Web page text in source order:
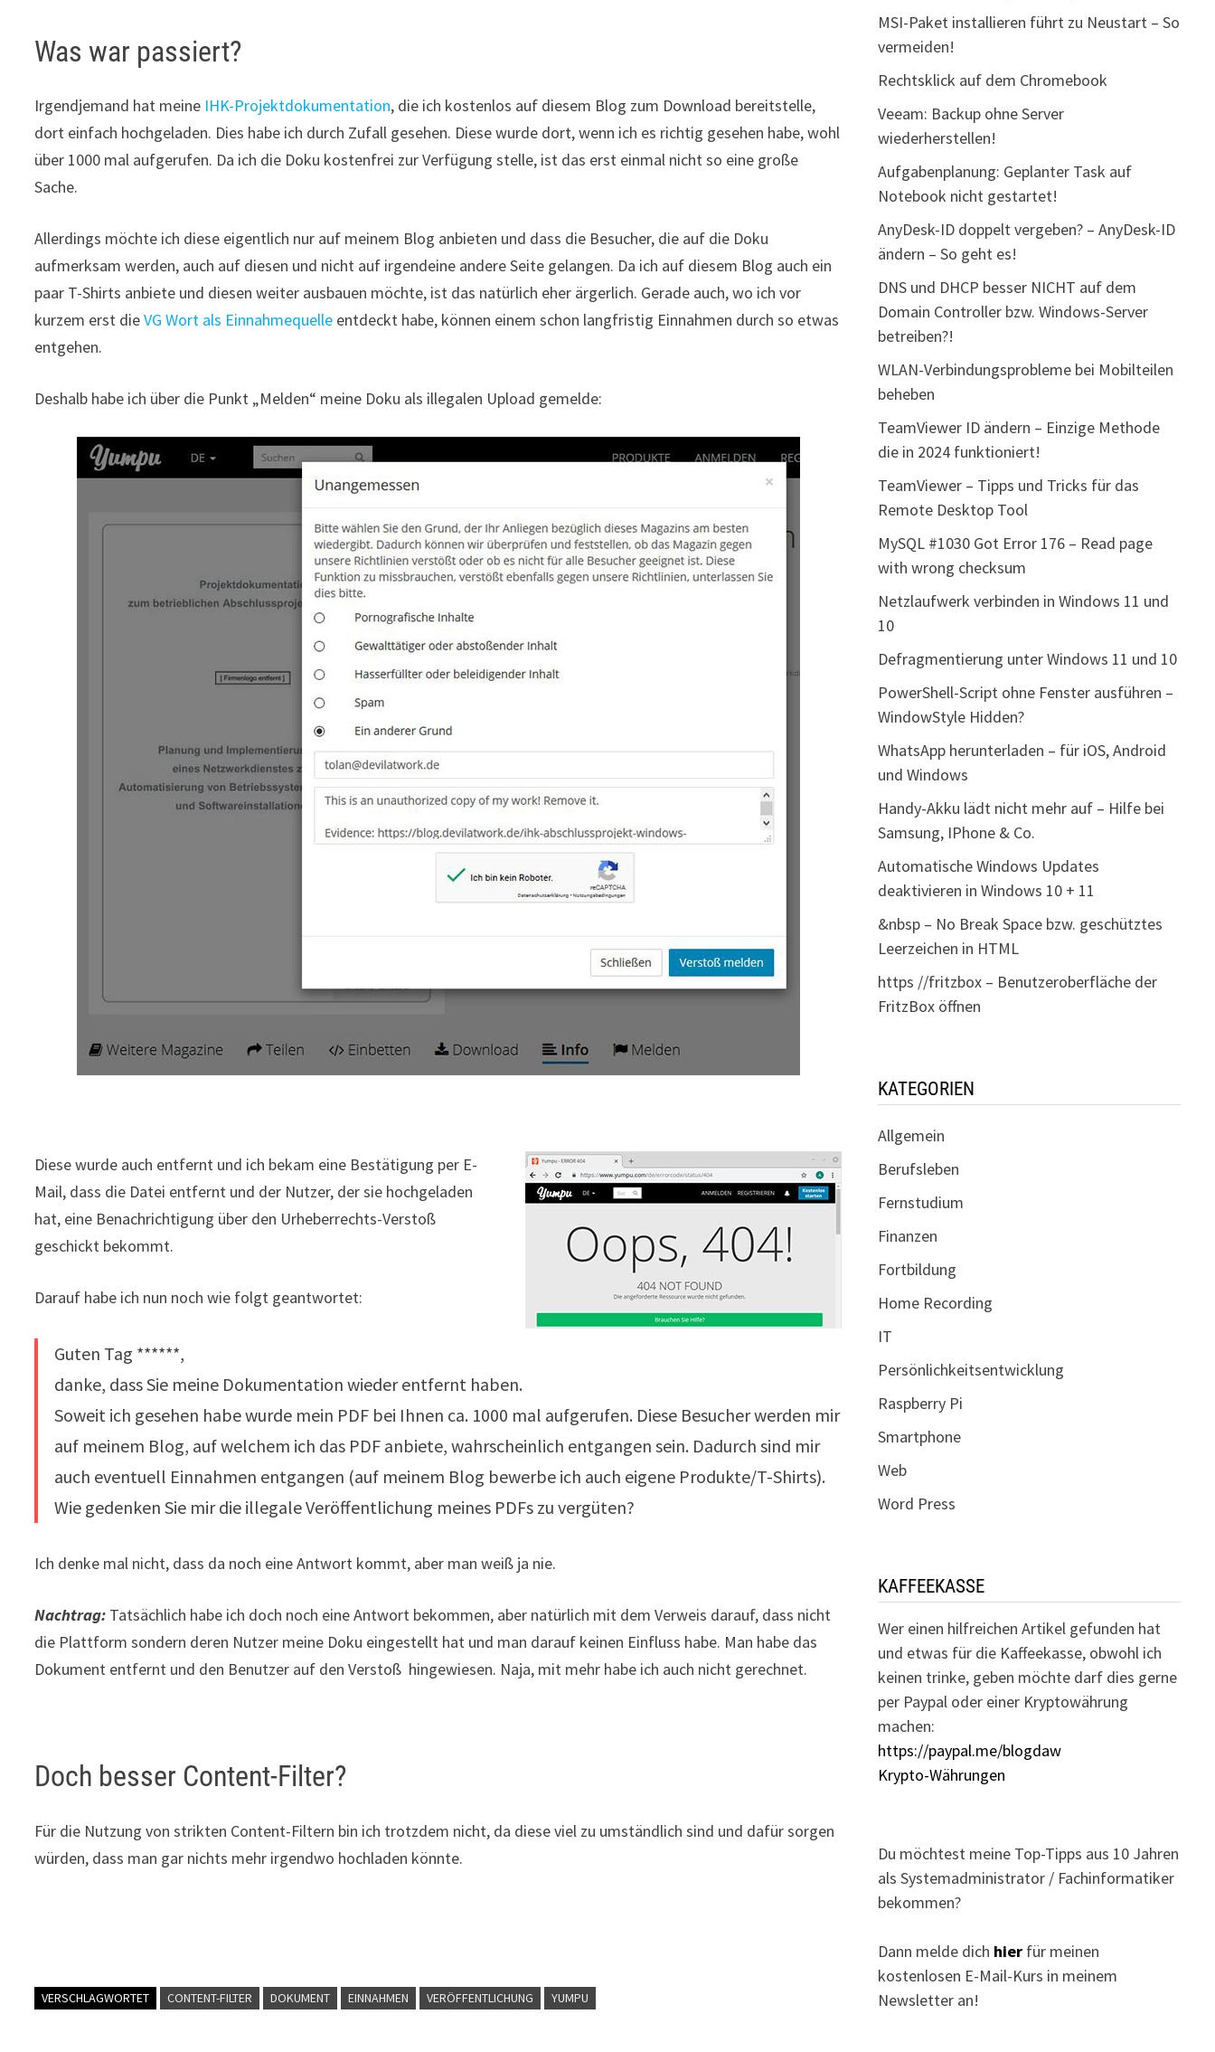
Was war passiert?
Irgendjemand hat meine IHK-Projektdokumentation, die ich kostenlos auf diesem Blog zum Download bereitstelle,
dort einfach hochgeladen. Dies habe ich durch Zufall gesehen. Diese wurde dort, wenn ich es richtig gesehen habe, wohl
über 1000 mal aufgerufen. Da ich die Doku kostenfrei zur Verfügung stelle, ist das erst einmal nicht so eine große
Sache.
Allerdings möchte ich diese eigentlich nur auf meinem Blog anbieten und dass die Besucher, die auf die Doku
aufmerksam werden, auch auf diesen und nicht auf irgendeine andere Seite gelangen. Da ich auf diesem Blog auch ein
paar T-Shirts anbiete und diesen weiter ausbauen möchte, ist das natürlich eher ärgerlich. Gerade auch, wo ich vor
kurzem erst dieVG Wort als Einnahmequelle entdeckt habe, können einem schon langfristig Einnahmen durch so etwas
entgehen.
Deshalb habe ich über die Punkt „Melden“ meine Doku als illegalen Upload gemelde:
Diese wurde auch entfernt und ich bekam eine Bestätigung per E-
Mail, dass die Datei entfernt und der Nutzer, der sie hochgeladen
hat, eine Benachrichtigung über den Urheberrechts-Verstoß
geschickt bekommt.
Darauf habe ich nun noch wie folgt geantwortet:
Guten Tag ******,
danke, dass Sie meine Dokumentation wieder entfernt haben.
Soweit ich gesehen habe wurde mein PDF bei Ihnen ca. 1000 mal aufgerufen. Diese Besucher werden mir
auf meinem Blog, auf welchem ich das PDF anbiete, wahrscheinlich entgangen sein. Dadurch sind mir
auch eventuell Einnahmen entgangen (auf meinem Blog bewerbe ich auch eigene Produkte/T-Shirts).
Wie gedenken Sie mir die illegale Veröffentlichung meines PDFs zu vergüten?
Ich denke mal nicht, dass da noch eine Antwort kommt, aber man weiß ja nie.
Nachtrag: Tatsächlich habe ich doch noch eine Antwort bekommen, aber natürlich mit dem Verweis darauf, dass nicht
die Plattform sondern deren Nutzer meine Doku eingestellt hat und man darauf keinen Einfluss habe. Man habe das
Dokument entfernt und den Benutzer auf den Verstoß hingewiesen. Naja, mit mehr habe ich auch nicht gerechnet.
Doch besser Content-Filter?
Für die Nutzung von strikten Content-Filtern bin ich trotzdem nicht, da diese viel zu umständlich sind und dafür sorgen
würden, dass man gar nichts mehr irgendwo hochladen könnte.
VERSCHLAGWORTET CONTENT-FILTER DOKUMENT EINNAHMEN VERÖFFENTLICHUNG YUMPU
MSI-Paket installieren führt zu Neustart – So
vermeiden!
Rechtsklick auf dem Chromebook
Veeam: Backup ohne Server
wiederherstellen!
Aufgabenplanung: Geplanter Task auf
Notebook nicht gestartet!
AnyDesk-ID doppelt vergeben? – AnyDesk-ID
ändern – So geht es!
DNS und DHCP besser NICHT auf dem
Domain Controller bzw. Windows-Server
betreiben?!
WLAN-Verbindungsprobleme bei Mobilteilen
beheben
TeamViewer ID ändern – Einzige Methode
die in 2024 funktioniert!
TeamViewer – Tipps und Tricks für das
Remote Desktop Tool
MySQL #1030 Got Error 176 – Read page
with wrong checksum
Netzlaufwerk verbinden in Windows 11 und
10
Defragmentierung unter Windows 11 und 10
PowerShell-Script ohne Fenster ausführen –
WindowStyle Hidden?
WhatsApp herunterladen – für iOS, Android
und Windows
Handy-Akku lädt nicht mehr auf – Hilfe bei
Samsung, IPhone & Co.
Automatische Windows Updates
deaktivieren in Windows 10 + 11
&nbsp – No Break Space bzw. geschütztes
Leerzeichen in HTML
https //fritzbox – Benutzeroberfläche der
FritzBox öffnen
KATEGORIEN
Allgemein
Berufsleben
Fernstudium
Finanzen
Fortbildung
Home Recording
IT
Persönlichkeitsentwicklung
Raspberry Pi
Smartphone
Web
Word Press
KAFFEEKASSE
Wer einen hilfreichen Artikel gefunden hat
und etwas für die Kaffeekasse, obwohl ich
keinen trinke, geben möchte darf dies gerne
per Paypal oder einer Kryptowährung
machen:
https://paypal.me/blogdaw
Krypto-Währungen
Du möchtest meine Top-Tipps aus 10 Jahren
als Systemadministrator / Fachinformatiker
bekommen?
Dann melde dich hierfür meinen
kostenlosen E-Mail-Kurs in meinem
Newsletter an!